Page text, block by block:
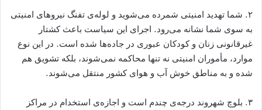
۲. شما تهدید امنیتی شمرده می‌شوید و لوله‌ی تفنگ نیروهای امنیتی
به سوی شما نشانه می‌رود. اجرای این سیاست باعث کشتار
غیرقانونی زنان و کودکان عبوری در جاده‌ها شده است. در این نوع
موارد، مأموران امنیتی نه تنها محاکمه نمی‌شوند، بلکه تشویق هم
شده و به مناطق خوش آب و هوای کشور منتقل می‌شوند.
۳. بلوچ شهروند درجه‌ی چندم است و اجازه‌ی استخدام در مراکز